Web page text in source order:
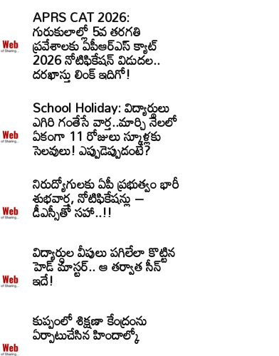
APRS CAT 2026:
గురుకులాల్లో 5వ తరగతి
ప్రవేశాలకు ఏపీఆర్‌ఎస్‌ క్యాట్‌
2026 నోటిఫికేషన్‌ విడుదల..
దరఖాస్తు లింక్‌ ఇదిగో!
School Holiday: విద్యార్థులు
ఎగిరి గంతేసే వార్త..మార్చి నెలలో
ఏకంగా 11 రోజులు స్కూళ్లకు
సెలవులు! ఎప్పుడెప్పుడంటే?
నిరుద్యోగులకు ఏపీ ప్రభుత్వం భారీ
శుభవార్త, నోటిఫికేషన్లు –
డీఎస్సీతో సహా..!!
విద్యార్ధుల వీపులు పగిలేలా కొట్టిన
హెడ్ మాస్టర్.. ఆ తర్వాత సీన్‌
ఇదే!
కుప్పంలో శిక్షణా కేంద్రంను
ఏర్పాటుచేసిన హిందాల్కో